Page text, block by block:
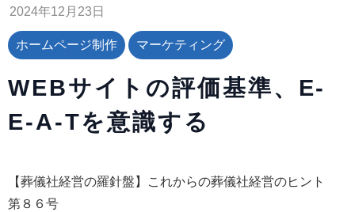
2024年12月23日
ホームページ制作 マーケティング
WEBサイトの評価基準、E-
E-A-Tを意識する
【葬儀社経営の羅針盤】これからの葬儀社経営のヒント
第８６号